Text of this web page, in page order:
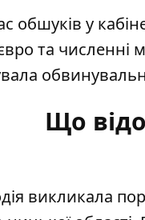
обшуків у
та численні
Що
викликала